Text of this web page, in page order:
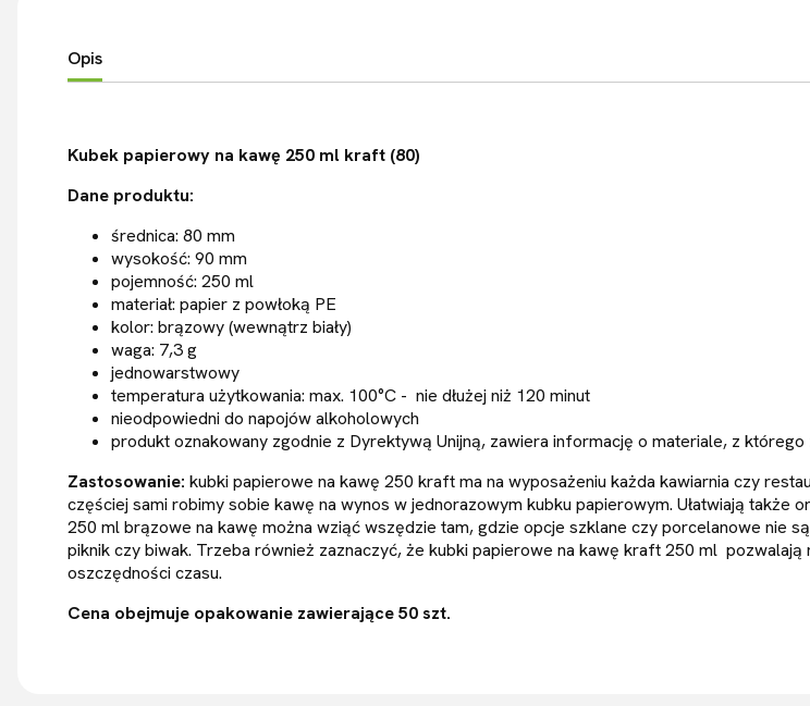
Opis
Kubek papierowy na kawę 250 ml kraft (80)
Dane produktu:
średnica: 80 mm
wysokość: 90 mm
pojemność: 250 ml
materiał: papier z powłoką PE
kolor: brązowy (wewnątrz biały)
waga: 7,3 g
jednowarstwowy
temperatura użytkowania: max. 100°C - nie dłużej niż 120 minut
nieodpowiedni do napojów alkoholowych
produkt oznakowany zgodnie z Dyrektywą Unijną, zawiera informację o materiale, z którego
Zastosowanie: kubki papierowe na kawę 250 kraft ma na wyposażeniu każda kawiarnia czy
częściej sami robimy sobie kawę na wynos w jednorazowym kubku papierowym. Ułatwiają
250 ml brązowe na kawę można wziąć wszędzie tam, gdzie opcje szklane czy porcelanowe nie
piknik czy biwak. Trzeba również zaznaczyć, że kubki papierowe na kawę kraft 250 ml
oszczędności czasu.
Cena obejmuje opakowanie zawierające 50 szt.